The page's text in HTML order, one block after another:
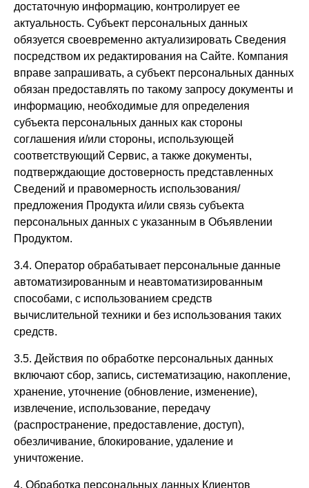
достаточную информацию, контролирует ее
актуальность. Субъект персональных данных
обязуется своевременно актуализировать Сведения
посредством их редактирования на Сайте. Компания
вправе запрашивать, а субъект персональных данных
обязан предоставлять по такому запросу документы и
информацию, необходимые для определения
субъекта персональных данных как стороны
соглашения и/или стороны, использующей
соответствующий Сервис, а также документы,
подтверждающие достоверность представленных
Сведений и правомерность использования/
предложения Продукта и/или связь субъекта
персональных данных с указанным в Объявлении
Продуктом.
3.4. Оператор обрабатывает персональные данные
автоматизированным и неавтоматизированным
способами, с использованием средств
вычислительной техники и без использования таких
средств.
3.5. Действия по обработке персональных данных
включают сбор, запись, систематизацию, накопление,
хранение, уточнение (обновление, изменение),
извлечение, использование, передачу
(распространение, предоставление, доступ),
обезличивание, блокирование, удаление и
уничтожение.
4. Обработка персональных данных Клиентов